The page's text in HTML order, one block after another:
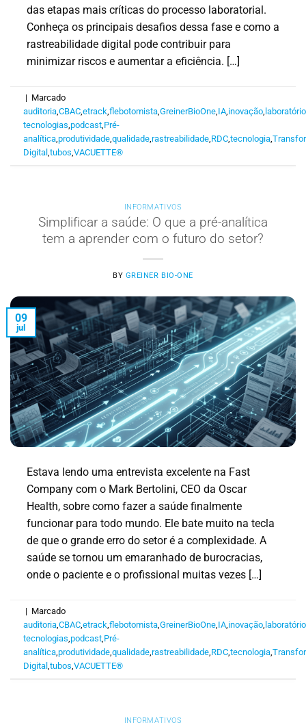
das etapas mais críticas do processo laboratorial.
Conheça os principais desafios dessa fase e como a
rastreabilidade digital pode contribuir para
minimizar riscos e aumentar a eficiência. […]
| Marcado
auditoria ,CBAC ,etrack ,flebotomista ,GreinerBioOne IA inovação laboratório
tecnologias ,podcast Pré-
analítica ,produtividade ,qualidade ,rastreabilidade RDC ,tecnologia ,
Digital ,tubos ,VACUETTE®
INFORMATIVOS
Simplificar a saúde: O que a pré-analítica
tem a aprender com o futuro do setor?
BY GREINER BIO-ONE
09
jul
Estava lendo uma entrevista excelente na Fast
Company com o Mark Bertolini, CEO da Oscar
Health, sobre como fazer a saúde finalmente
funcionar para todo mundo. Ele bate muito na tecla
de que o grande erro do setor é a complexidade. A
saúde se tornou um emaranhado de burocracias,
onde o paciente e o profissional muitas vezes […]
| Marcado
auditoria,CBAC,etrack,flebotomista,GreinerBioOne,IA,inovação, laboratório
tecnologias,podcast,Pré-
analítica,produtividade,qualidade,rastreabilidade,RDC,tecnologia,
Digital,tubos,VACUETTE®
INFORMATIVOS